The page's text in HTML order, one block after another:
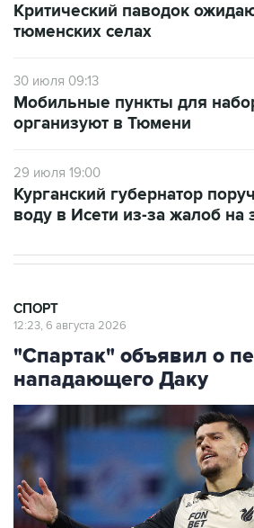
Критический паводок
тюменских селах
30 июля 09:13
Мобильные пункты для
организуют в Тюмени
29 июля 19:00
Курганский губернатор
воду в Исети из-за жалоб на
СПОРТ
12:23, 6 августа 2026
"Спартак" объявил о
нападающего Даку